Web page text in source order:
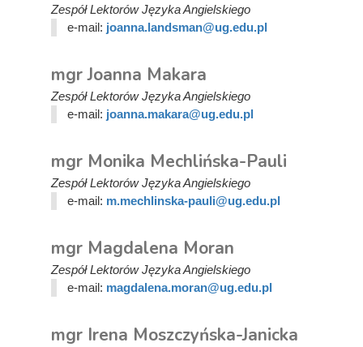
Zespół Lektorów Języka Angielskiego
e-mail: joanna.landsman@ug.edu.pl
mgr Joanna Makara
Zespół Lektorów Języka Angielskiego
e-mail: joanna.makara@ug.edu.pl
mgr Monika Mechlińska-Pauli
Zespół Lektorów Języka Angielskiego
e-mail: m.mechlinska-pauli@ug.edu.pl
mgr Magdalena Moran
Zespół Lektorów Języka Angielskiego
e-mail: magdalena.moran@ug.edu.pl
mgr Irena Moszczyńska-Janicka